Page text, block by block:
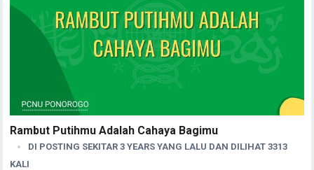
Rambut Putihmu Adalah Cahaya Bagimu
DI POSTING SEKITAR 3 YEARS YANG LALU DAN DILIHAT 3313
KALI